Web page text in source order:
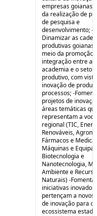
empresas goianas
da realização de
de pesquisa e
desenvolvimento; -
Dinamizar as
produtivas goianas
meio da promoção
integração entre a
academia e o setor
produtivo, com
inovação de
processos; -
projetos de
áreas temáticas
representam a
regional (TIC,
Renováveis,
Fármacos e
Máquinas e
Biotecnologia e
Nanotecnologia,
Ambiente e
Naturais) -Fomentar
iniciativas
pertençam a novos
de inovação para o
ecossistema